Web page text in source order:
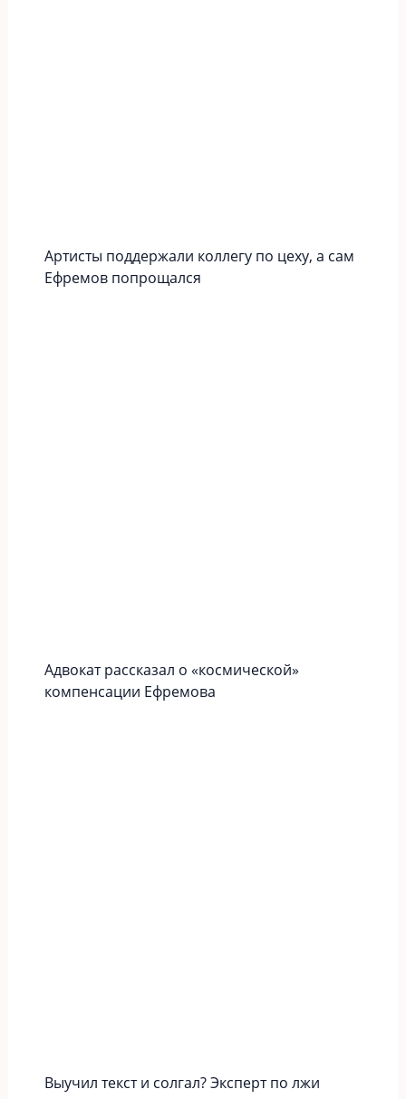
Артисты поддержали коллегу по цеху, а сам
Ефремов попрощался
Адвокат рассказал о «космической»
компенсации Ефремова
Выучил текст и солгал? Эксперт по лжи